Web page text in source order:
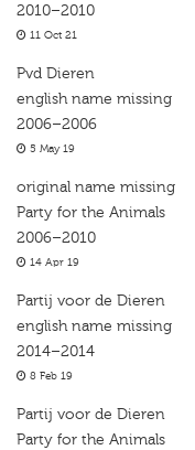
2010–2010
11 Oct 21
Pvd Dieren
english name missing
2006–2006
5 May 19
original name missing
Party for the Animals
2006–2010
14 Apr 19
Partij voor de Dieren
english name missing
2014–2014
8 Feb 19
Partij voor de Dieren
Party for the Animals